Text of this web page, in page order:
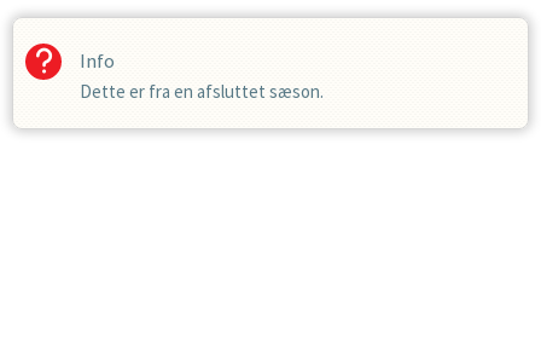
Info
Dette er fra en afsluttet sæson.